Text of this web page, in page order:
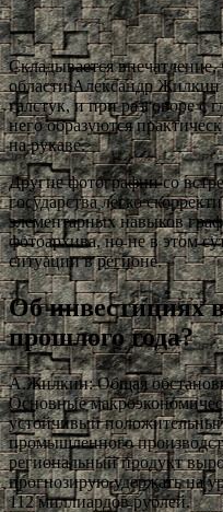
Складывается
области Александр
галстук, и при разговоре с
него образуются
на рукаве.
Другие фотографии со
государства легко
элементарных навыков
фотоархива, но не в этом
ситуации в регионе.
Об инвестициях
прошлого года?
А.Жилкин: Общая
Основные
устойчивый
промышленного
региональный продукт
прогнозирую удержать на
112 миллиардов рублей.